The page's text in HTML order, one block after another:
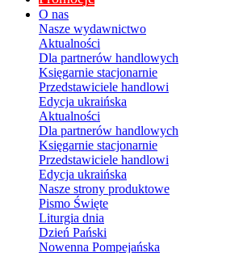
O nas
Nasze wydawnictwo
Aktualności
Dla partnerów handlowych
Księgarnie stacjonarnie
Przedstawiciele handlowi
Edycja ukraińska
Aktualności
Dla partnerów handlowych
Księgarnie stacjonarnie
Przedstawiciele handlowi
Edycja ukraińska
Nasze strony produktowe
Pismo Święte
Liturgia dnia
Dzień Pański
Nowenna Pompejańska